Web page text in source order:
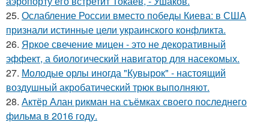
25. Ослабление России вместо победы Киева: в США
признали истинные цели украинского конфликта.
26. Яркое свечение мицен - это не декоративный
эффект, а биологический навигатор для насекомых.
27. Молодые орлы иногда "Кувырок" - настоящий
воздушный акробатический трюк выполняют.
28. Актёр Алан рикман на съёмках своего последнего
фильма в 2016 году.